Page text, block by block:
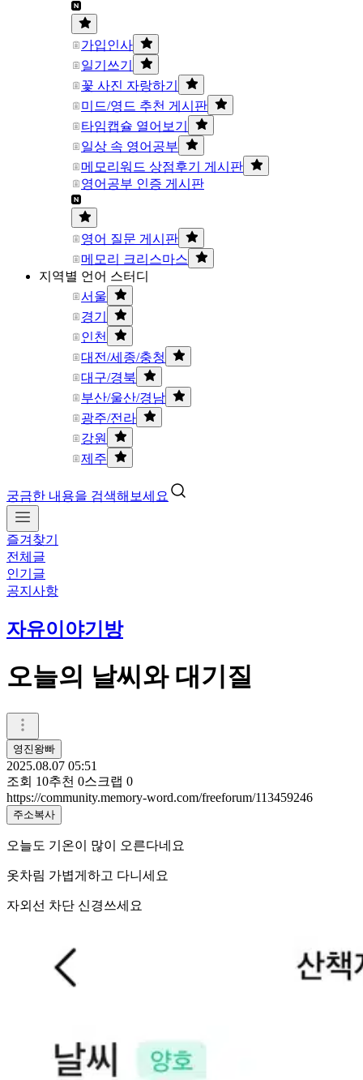
가입인사
일기쓰기
꽃 사진 자랑하기
미드/영드 추천 게시판
타임캡슐 열어보기
일상 속 영어공부
메모리워드 상점후기 게시판
영어공부 인증 게시판
영어 질문 게시판
메모리 크리스마스
지역별 언어 스터디
서울
경기
인천
대전/세종/충청
대구/경북
부산/울산/경남
광주/전라
강원
제주
궁금한 내용을 검색해보세요
즐겨찾기
전체글
인기글
공지사항
자유이야기방
오늘의 날씨와 대기질
영진왕빠
2025.08.07 05:51
조회 10추천 0스크랩 0
https://community.memory-word.com/freeforum/113459246
주소복사
오늘도 기온이 많이 오른다네요
옷차림 가볍게하고 다니세요
자외선 차단 신경쓰세요